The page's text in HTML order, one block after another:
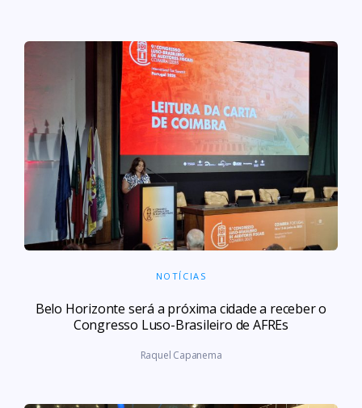
NOTÍCIAS
Belo Horizonte será a próxima cidade a receber o
Congresso Luso-Brasileiro de AFREs
Raquel Capanema